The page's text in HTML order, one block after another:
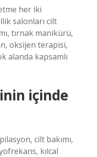
her iki
salonları cilt
tırnak manikürü,
oksijen terapisi,
alanda kapsamlı
içinde
cilt bakımı,
kılcal